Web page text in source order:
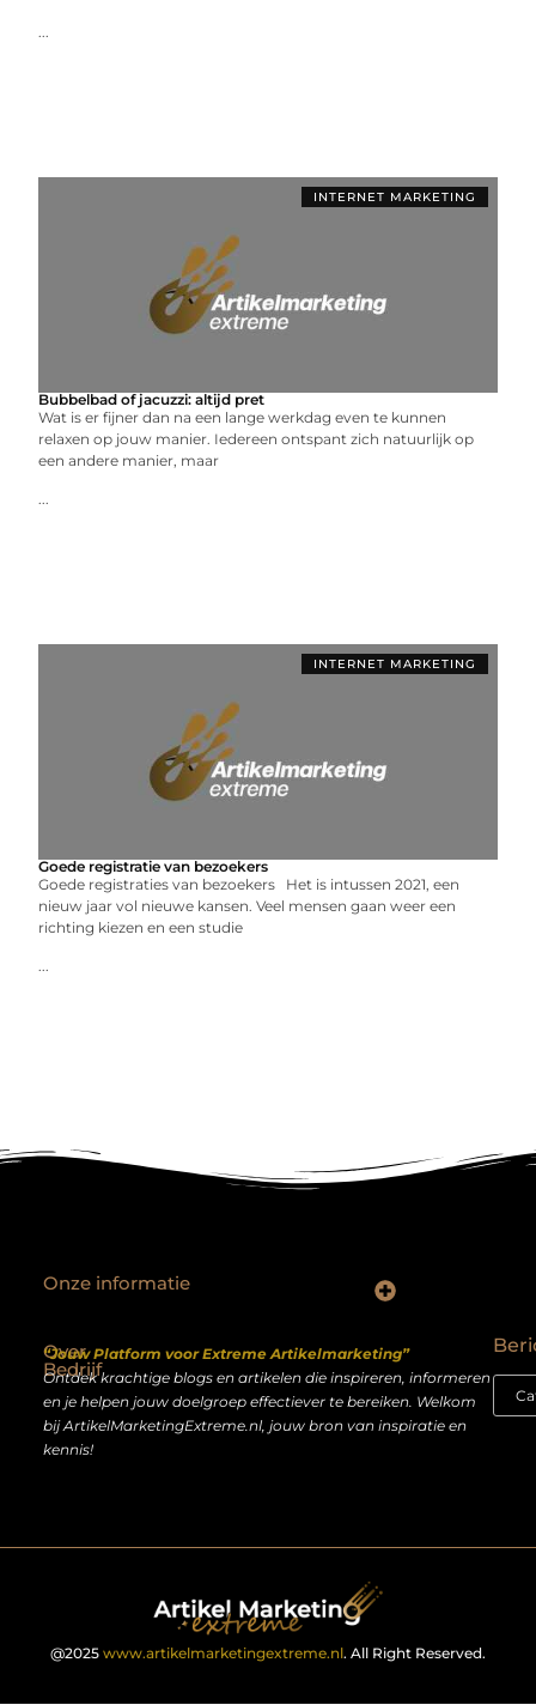
...
INTERNET MARKETING
Bubbelbad of jacuzzi: altijd pret
Wat is er fijner dan na een lange werkdag even te kunnen
relaxen op jouw manier. Iedereen ontspant zich natuurlijk op
een andere manier, maar
...
INTERNET MARKETING
Goede registratie van bezoekers
Goede registraties van bezoekers Het is intussen 2021, een
nieuw jaar vol nieuwe kansen. Veel mensen gaan weer een
richting kiezen en een studie
...
Over
Bedrijf
“Jouw Platform voor Extreme Artikelmarketing”
Ontdek krachtige blogs en artikelen die inspireren, informeren
en je helpen jouw doelgroep effectiever te bereiken. Welkom
bij ArtikelMarketingExtreme.nl, jouw bron van inspiratie en
kennis!
Onze informatie
@2025 www.artikelmarketingextreme.nl. All Right Reserved.